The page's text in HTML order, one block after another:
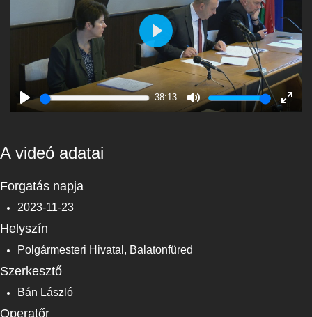
Play
38:13
Mute
Enter
Play
A videó adatai
Forgatás napja
2023-11-23
Helyszín
Polgármesteri Hivatal, Balatonfüred
Szerkesztő
Bán László
Operatőr